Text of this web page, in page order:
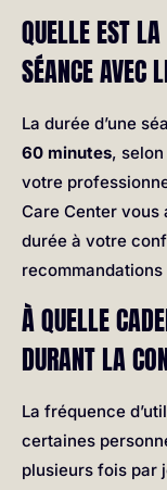
QUELLE EST
SÉANCE AVEC
La durée d’une
60 minutes,
votre
Care Center vous
durée à votre
À QUELLE
DURANT LA
La fréquence
certaines
plusieurs fois par